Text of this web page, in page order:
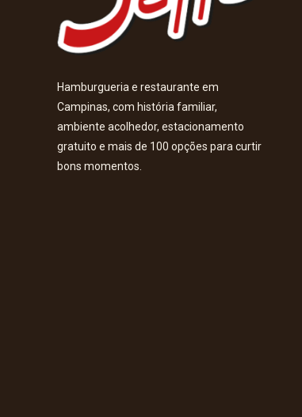
Hamburgueria e restaurante em
Campinas, com história familiar,
ambiente acolhedor, estacionamento
gratuito e mais de 100 opções para curtir
bons momentos.